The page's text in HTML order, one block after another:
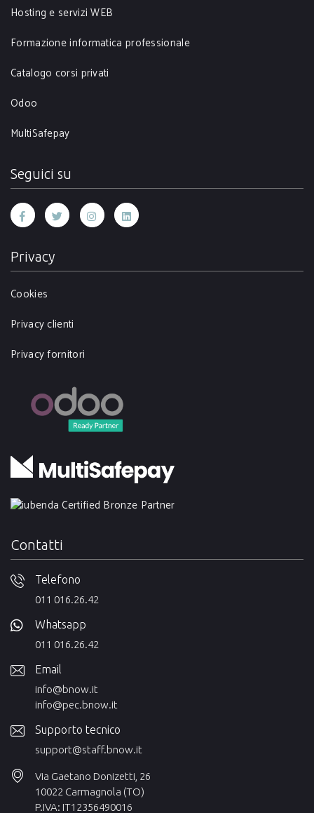
Hosting e servizi WEB
Formazione informatica professionale
Catalogo corsi privati
Odoo
MultiSafepay
Seguici su
Privacy
Cookies
Privacy clienti
Privacy fornitori
Contatti
Telefono
011 016.26.42
Whatsapp
011 016.26.42
Email
info@bnow.it
info@pec.bnow.it
Supporto tecnico
support@staff.bnow.it
Via Gaetano Donizetti, 26
10022 Carmagnola (TO)
P.IVA: IT12356490016